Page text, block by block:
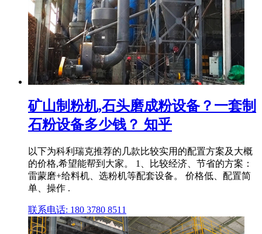
矿山制粉机,石头磨成粉设备？一套制
石粉设备多少钱？ 知乎
以下为科利瑞克推荐的几款比较实用的配置方案及大概
的价格,希望能帮到大家。 1、比较经济、节省的方案：
雷蒙磨+给料机、选粉机等配套设备。 价格低、配置简
单、操作 .
联系电话: 180 3780 8511